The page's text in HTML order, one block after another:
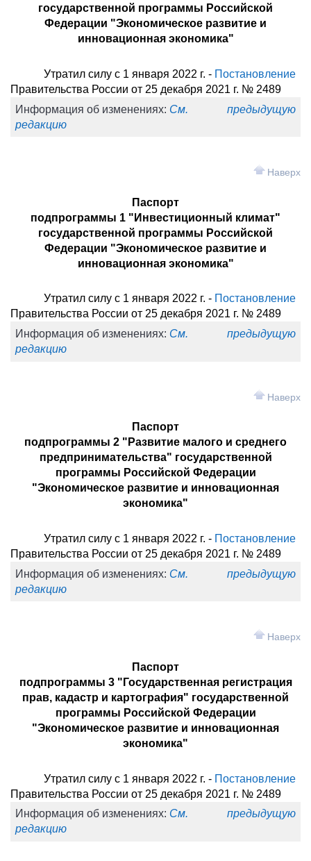
государственной программы Российской
Федерации "Экономическое развитие и
инновационная экономика"
Утратил силу с 1 января 2022 г. - Постановление
Правительства России от 25 декабря 2021 г. № 2489
Информация об изменениях: См. предыдущую
редакцию
Паспорт
подпрограммы 1 "Инвестиционный климат"
государственной программы Российской
Федерации "Экономическое развитие и
инновационная экономика"
Наверх
Утратил силу с 1 января 2022 г. - Постановление
Правительства России от 25 декабря 2021 г. № 2489
Информация об изменениях: См. предыдущую
редакцию
Паспорт
подпрограммы 2 "Развитие малого и среднего
предпринимательства" государственной
программы Российской Федерации
"Экономическое развитие и инновационная
экономика"
Наверх
Утратил силу с 1 января 2022 г. - Постановление
Правительства России от 25 декабря 2021 г. № 2489
Информация об изменениях: См. предыдущую
редакцию
Паспорт
подпрограммы 3 "Государственная регистрация
прав, кадастр и картография" государственной
программы Российской Федерации
"Экономическое развитие и инновационная
экономика"
Наверх
Утратил силу с 1 января 2022 г. - Постановление
Правительства России от 25 декабря 2021 г. № 2489
Информация об изменениях: См. предыдущую
редакцию